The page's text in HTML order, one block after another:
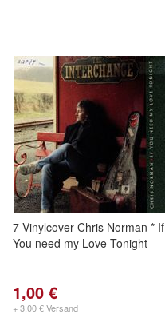
7 Vinylcover Chris Norman * If
You need my Love Tonight
1,00 €
+ 3,00 € Versand